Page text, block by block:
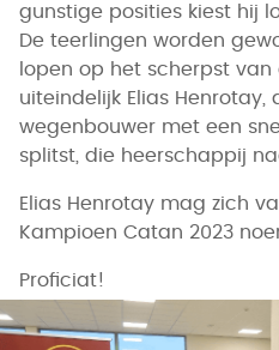
gunstige posities kiest hij
De teerlingen worden
lopen op het scherpst van
uiteindelijk Elias Henrotay,
wegenbouwer met een
splitst, die heerschappij
Elias Henrotay mag zich
Kampioen Catan 2023
Proficiat!